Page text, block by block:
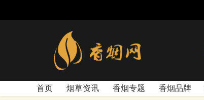
首页 烟草资讯 香烟专题 香烟品牌